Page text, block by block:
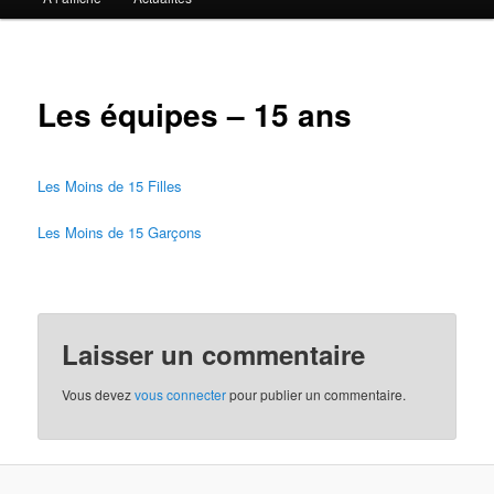
Les équipes – 15 ans
Les Moins de 15 Filles
Les Moins de 15 Garçons
Laisser un commentaire
Vous devezvous connecterpour publier un commentaire.